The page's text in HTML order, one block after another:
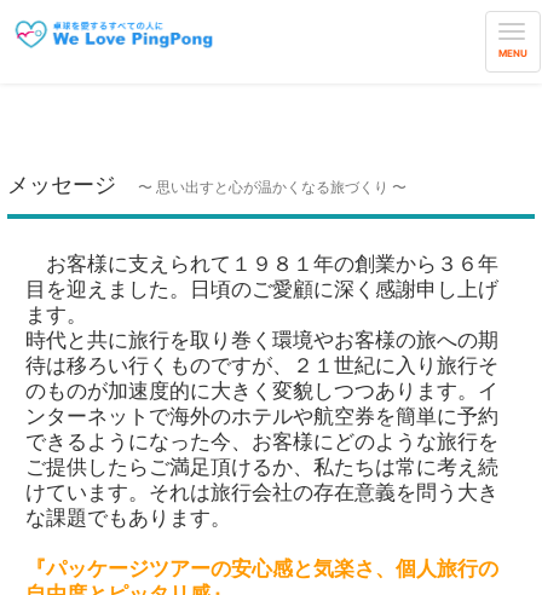
MENU
メッセージ 〜 思い出すと心が温かくなる旅づくり 〜
お客様に支えられて１９８１年の創業から３６年
目を迎えました。日頃のご愛顧に深く感謝申し上げ
ます。
時代と共に旅行を取り巻く環境やお客様の旅への期
待は移ろい行くものですが、２１世紀に入り旅行そ
のものが加速度的に大きく変貌しつつあります。イ
ンターネットで海外のホテルや航空券を簡単に予約
できるようになった今、お客様にどのような旅行を
ご提供したらご満足頂けるか、私たちは常に考え続
けています。それは旅行会社の存在意義を問う大き
な課題でもあります。
『パッケージツアーの安心感と気楽さ、個人旅行の